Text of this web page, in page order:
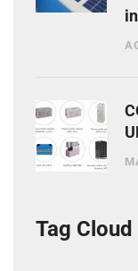
Tag Cloud